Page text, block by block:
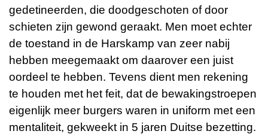
gedetineerden, die doodgeschoten of door
schieten zijn gewond geraakt. Men moet echter
de toestand in de Harskamp van zeer nabij
hebben meegemaakt om daarover een juist
oordeel te hebben. Tevens dient men rekening
te houden met het feit, dat de bewakingstroepen
eigenlijk meer burgers waren in uniform met een
mentaliteit, gekweekt in 5 jaren Duitse bezetting.